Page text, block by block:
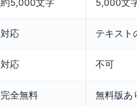
約5,000文字 5,000文
対応 テキスト
対応 不可
完全無料 無料版あ